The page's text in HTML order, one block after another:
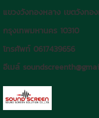
แขวงวังทองหลาง เขตวังทอ
กรุงเทพมหานคร 10310
โทรศัพท์ 0617439656
อีเมล์